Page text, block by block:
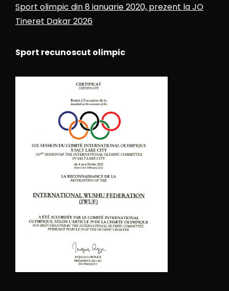
Sport olimpic din 8 ianuarie 2020, prezent la JO
Tineret Dakar 2026
Sport recunoscut olimpic